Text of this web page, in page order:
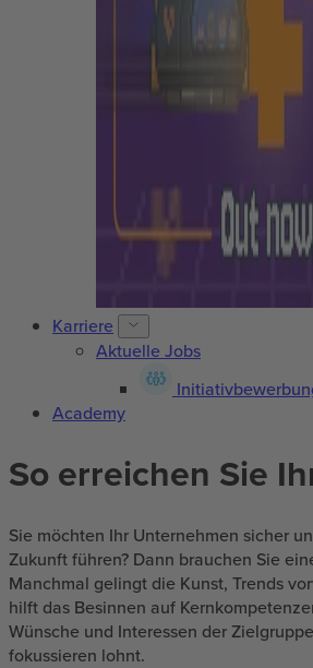
Karriere
Aktuelle Jobs
Academy
So erreichen Sie
Sie möchten Ihr Unternehmen sicher
Zukunft führen? Dann brauchen Sie
Manchmal gelingt die Kunst, Trends
hilft das Besinnen auf
Wünsche und Interessen der
fokussieren lohnt.